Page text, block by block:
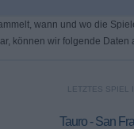
wann und wo die
können wir folgende Daten
LETZTES SPIEL
Tauro - San